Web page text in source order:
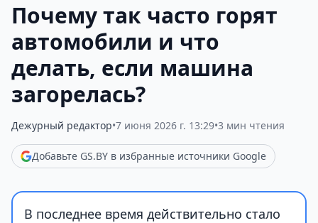
Почему так часто горят
автомобили и что
делать, если машина
загорелась?
Дежурный редактор•7 июня 2026 г. 13:29•3 мин чтения
Добавьте GS.BY в избранные источники Google
В последнее время действительно стало